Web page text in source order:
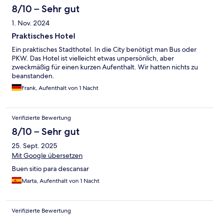
8/10 – Sehr gut
1. Nov. 2024
Praktisches Hotel
Ein praktisches Stadthotel. In die City benötigt man Bus oder
PKW. Das Hotel ist vielleicht etwas unpersönlich, aber
zweckmäßig für einen kurzen Aufenthalt. Wir hatten nichts zu
beanstanden.
Frank, Aufenthalt von 1 Nacht
Verifizierte Bewertung
8/10 – Sehr gut
25. Sept. 2025
Mit Google übersetzen
Buen sitio para descansar
Marta, Aufenthalt von 1 Nacht
Verifizierte Bewertung